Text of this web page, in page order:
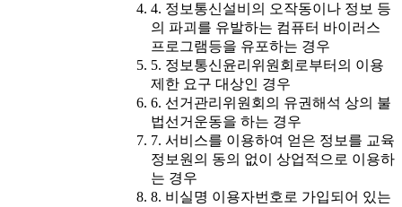
4. 정보통신설비의 오작동이나 정보 등
의 파괴를 유발하는 컴퓨터 바이러스
프로그램등을 유포하는 경우
5. 정보통신윤리위원회로부터의 이용
제한 요구 대상인 경우
6. 선거관리위원회의 유권해석 상의 불
법선거운동을 하는 경우
7. 서비스를 이용하여 얻은 정보를 교육
정보원의 동의 없이 상업적으로 이용하
는 경우
8. 비실명 이용자번호로 가입되어 있는